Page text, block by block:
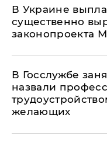
В Украине
существенно
законопроекта
В Госслужбе
назвали
желающих